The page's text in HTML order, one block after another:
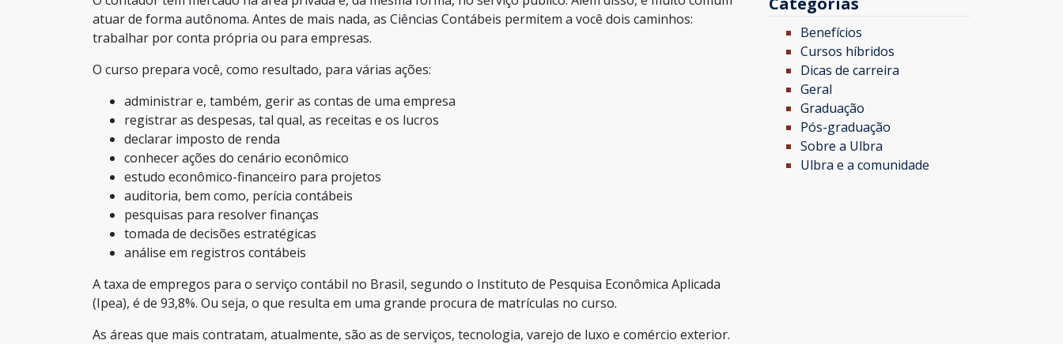
atuar de forma autônoma. Antes de mais nada, as Ciências Contábeis permitem a você dois caminhos:
trabalhar por conta própria ou para empresas.
O curso prepara você, como resultado, para várias ações:
administrar e, também, gerir as contas de uma empresa
registrar as despesas, tal qual, as receitas e os lucros
declarar imposto de renda
conhecer ações do cenário econômico
estudo econômico-financeiro para projetos
auditoria, bem como, perícia contábeis
pesquisas para resolver finanças
tomada de decisões estratégicas
análise em registros contábeis
A taxa de empregos para o serviço contábil no Brasil, segundo o Instituto de Pesquisa Econômica Aplicada
(Ipea), é de 93,8%. Ou seja, o que resulta em uma grande procura de matrículas no curso.
As áreas que mais contratam, atualmente, são as de serviços, tecnologia, varejo de luxo e comércio exterior.
Benefícios
Cursos híbridos
Dicas de carreira
Geral
Graduação
Pós-graduação
Sobre a Ulbra
Ulbra e a comunidade